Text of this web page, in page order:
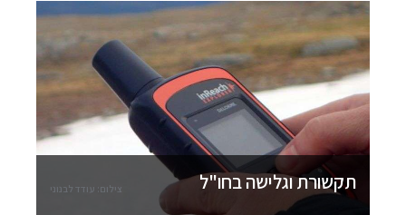
תקשורת וגלישה בחו"ל צילום: עודד לבנוני